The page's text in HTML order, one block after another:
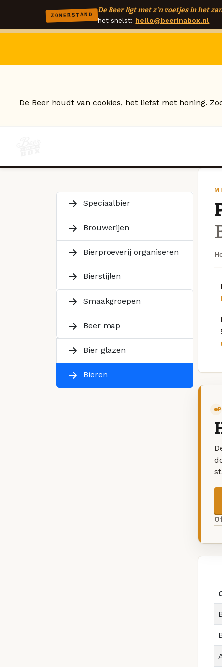
ZOMERSTAND
De Beer ligt met z'n voetjes in het
het snelst: hello@beerinabox.nl
Speciaalbier
Brouwerijen
Bierproeverij organiseren
Bierstijlen
Smaakgroepen
Beer map
Bier glazen
Bieren
De Beer houdt van cookies, het liefst met honing.